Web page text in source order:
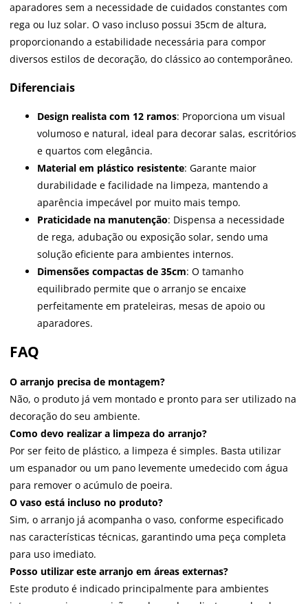
aparadores sem a necessidade de cuidados constantes com
rega ou luz solar. O vaso incluso possui 35cm de altura,
proporcionando a estabilidade necessária para compor
diversos estilos de decoração, do clássico ao contemporâneo.
Diferenciais
Design realista com 12 ramos: Proporciona um visual
volumoso e natural, ideal para decorar salas, escritórios
e quartos com elegância.
Material em plástico resistente: Garante maior
durabilidade e facilidade na limpeza, mantendo a
aparência impecável por muito mais tempo.
Praticidade na manutenção: Dispensa a necessidade
de rega, adubação ou exposição solar, sendo uma
solução eficiente para ambientes internos.
Dimensões compactas de 35cm: O tamanho
equilibrado permite que o arranjo se encaixe
perfeitamente em prateleiras, mesas de apoio ou
aparadores.
FAQ
O arranjo precisa de montagem?
Não, o produto já vem montado e pronto para ser utilizado na
decoração do seu ambiente.
Como devo realizar a limpeza do arranjo?
Por ser feito de plástico, a limpeza é simples. Basta utilizar
um espanador ou um pano levemente umedecido com água
para remover o acúmulo de poeira.
O vaso está incluso no produto?
Sim, o arranjo já acompanha o vaso, conforme especificado
nas características técnicas, garantindo uma peça completa
para uso imediato.
Posso utilizar este arranjo em áreas externas?
Este produto é indicado principalmente para ambientes